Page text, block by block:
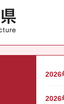
2026
2026